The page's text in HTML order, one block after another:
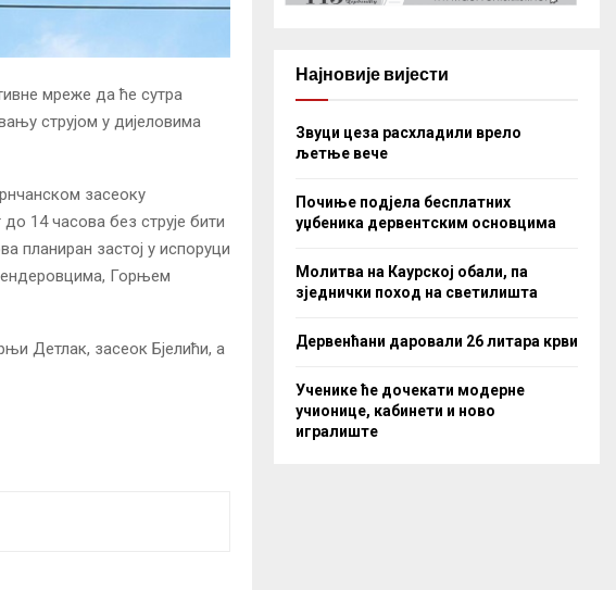
мреже да ће сутра
струјом у дијеловима
засеоку
14 часова без струје бити
планиран застој у испоруци
Горњем
Детлак, засеок Бјелићи, а
Најновије вијести
Звуци цеза расхладили врело
љетње вече
Почиње подјела бесплатних
уџбеника дервентским основцима
Молитва на Каурској обали, па
зједнички поход на светилишта
Дервенћани даровали 26 литара крви
Ученике ће дочекати модерне
учионице, кабинети и ново
игралиште